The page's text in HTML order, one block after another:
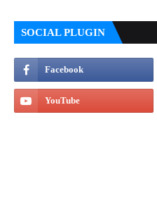
SOCIAL PLUGIN